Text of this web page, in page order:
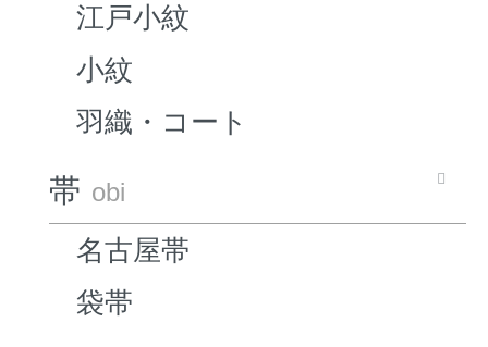
江戸小紋
小紋
羽織・コート
帯 obi
名古屋帯
袋帯